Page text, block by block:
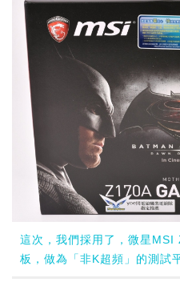
這次，我們採用了，微星
板，做為「非K超頻」的測試